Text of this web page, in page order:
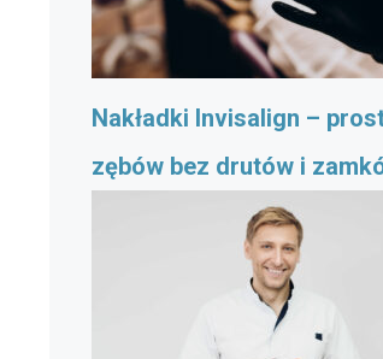
Nakładki Invisalign –
zębów bez drutów i